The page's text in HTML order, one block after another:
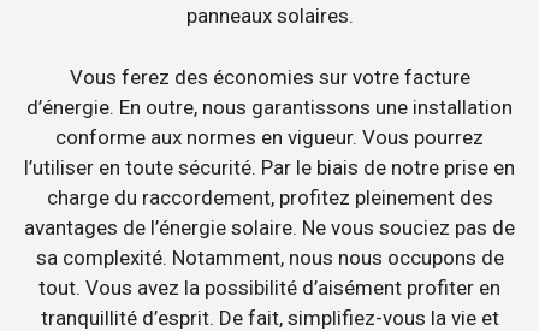
panneaux solaires.
Vous ferez des économies sur votre facture
d’énergie. En outre, nous garantissons une installation
conforme aux normes en vigueur. Vous pourrez
l’utiliser en toute sécurité. Par le biais de notre prise en
charge du raccordement, profitez pleinement des
avantages de l’énergie solaire. Ne vous souciez pas de
sa complexité. Notamment, nous nous occupons de
tout. Vous avez la possibilité d’aisément profiter en
tranquillité d’esprit. De fait, simplifiez-vous la vie et